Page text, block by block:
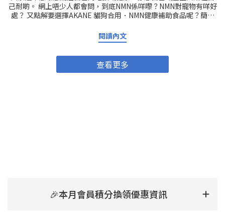
己耐啲。 網上唔少人都會問，到底NMN係咩嚟？NMN對寵物有咩好
處？ 又點解要選擇AKANE 貓狗合用．NMN健康補助食品呢？簡單
NMN補充就係幫助身體增加NAD+水平，提昇能量、抗氧化、加速新
陳代謝同免疫力提升。唔單止人類，係動物身上都有正面效果。
NMN對寵物的好處——由內到外全面提升毛孩健康狀態抗衰老、保持
活力 隨年齡增長，貓狗身體機能會慢慢退化。NMN可以維持細胞能
症。多種維他命B群（B1、B2、B6、B12）、維他命C 支持能量新
閱讀內文
查看更多
🎉本月會員積分換領優惠資訊